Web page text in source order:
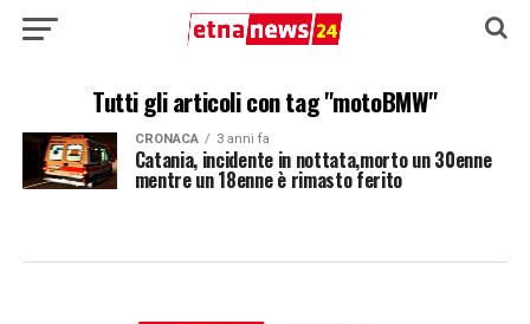
Tutti gli articoli con tag "motoBMW"
CRONACA 3 anni fa
Catania, incidente in nottata,morto un 30enne
mentre un 18enne è rimasto ferito